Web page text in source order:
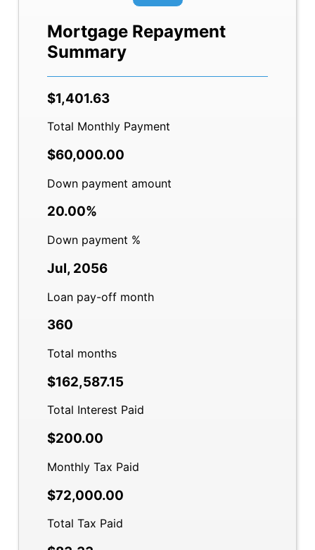
Mortgage Repayment
Summary
$1,401.63
Total Monthly Payment
$60,000.00
Down payment amount
20.00%
Down payment %
Jul, 2056
Loan pay-off month
360
Total months
$162,587.15
Total Interest Paid
$200.00
Monthly Tax Paid
$72,000.00
Total Tax Paid